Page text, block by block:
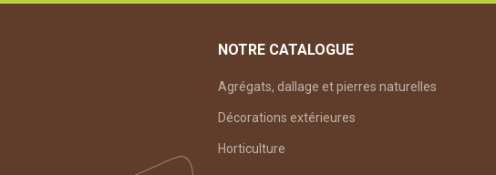
NOTRE CATALOGUE
Agrégats, dallage et pierres naturelles
Décorations extérieures
Horticulture